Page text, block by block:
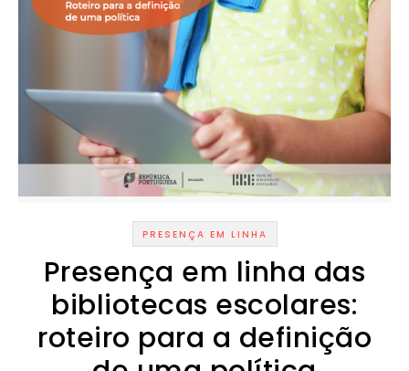
PRESENÇA EM LINHA
Presença em linha das
bibliotecas escolares:
roteiro para a definição